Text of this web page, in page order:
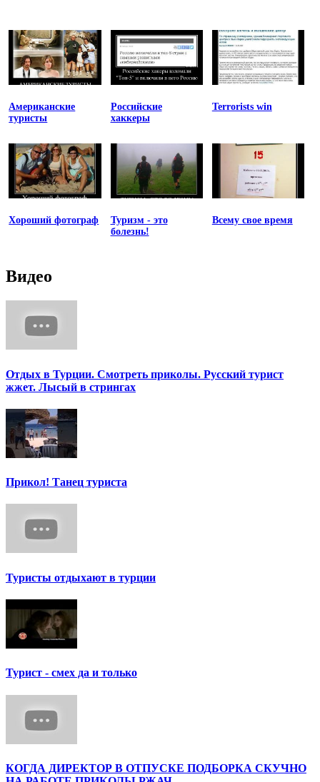
Американские
туристы
Российские
хаккеры
Terrorists win
Хороший фотограф
Туризм - это
болезнь!
Всему свое время
Видео
Отдых в Турции. Смотреть приколы. Русский турист
жжет. Лысый в стрингах
Прикол! Танец туриста
Туристы отдыхают в турции
Турист - смех да и только
КОГДА ДИРЕКТОР В ОТПУСКЕ ПОДБОРКА СКУЧНО